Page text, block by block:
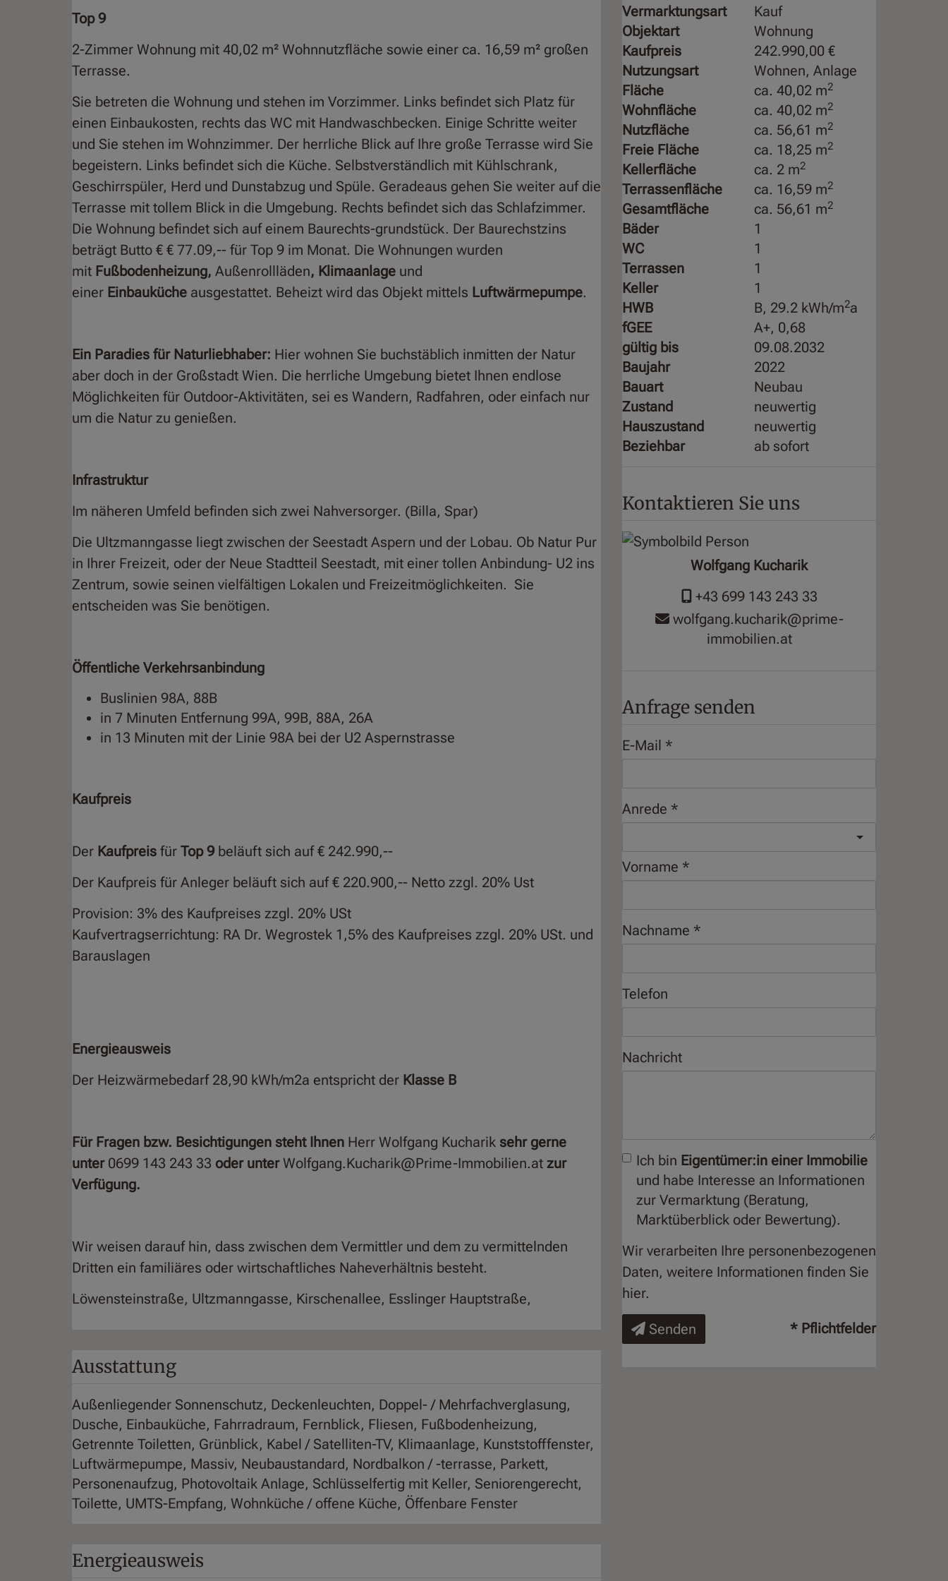
Top 9
2-Zimmer Wohnung mit 40,02 m² Wohnnutzfläche sowie einer ca. 16,59 m² großen
Terrasse.
Sie betreten die Wohnung und stehen im Vorzimmer. Links befindet sich Platz für
einen Einbaukosten, rechts das WC mit Handwaschbecken. Einige Schritte weiter
und Sie stehen im Wohnzimmer. Der herrliche Blick auf Ihre große Terrasse wird Sie
begeistern. Links befindet sich die Küche. Selbstverständlich mit Kühlschrank,
Geschirrspüler, Herd und Dunstabzug und Spüle. Geradeaus gehen Sie weiter auf die
Terrasse mit tollem Blick in die Umgebung. Rechts befindet sich das Schlafzimmer.
Die Wohnung befindet sich auf einem Baurechts-grundstück. Der Baurechstzins
beträgt Butto € € 77.09,-- für Top 9 im Monat. Die Wohnungen wurden
mit Fußbodenheizung, Außenrollläden, Klimaanlage und
einer Einbauküche ausgestattet. Beheizt wird das Objekt mittels Luftwärmepumpe.
Ein Paradies für Naturliebhaber: Hier wohnen Sie buchstäblich inmitten der Natur
aber doch in der Großstadt Wien. Die herrliche Umgebung bietet Ihnen endlose
Möglichkeiten für Outdoor-Aktivitäten, sei es Wandern, Radfahren, oder einfach nur
um die Natur zu genießen.
Infrastruktur
Im näheren Umfeld befinden sich zwei Nahversorger. (Billa, Spar)
Die Ultzmanngasse liegt zwischen der Seestadt Aspern und der Lobau. Ob Natur Pur
in Ihrer Freizeit, oder der Neue Stadtteil Seestadt, mit einer tollen Anbindung- U2 ins
Zentrum, sowie seinen vielfältigen Lokalen und Freizeitmöglichkeiten. Sie
entscheiden was Sie benötigen.
Öffentliche Verkehrsanbindung
Buslinien 98A, 88B
in 7 Minuten Entfernung 99A, 99B, 88A, 26A
in 13 Minuten mit der Linie 98A bei der U2 Aspernstrasse
Kaufpreis
Der Kaufpreis für Top 9 beläuft sich auf € 242.990,--
Der Kaufpreis für Anleger beläuft sich auf € 220.900,-- Netto zzgl. 20% Ust
Provision: 3% des Kaufpreises zzgl. 20% USt
Kaufvertragserrichtung: RA Dr. Wegrostek 1,5% des Kaufpreises zzgl. 20% USt. und
Barauslagen
Energieausweis
Der Heizwärmebedarf 28,90 kWh/m2a entspricht der Klasse B
Für Fragen bzw. Besichtigungen steht Ihnen Herr Wolfgang Kucharik sehr gerne
unter 0699 143 243 33 oder unterWolfgang.Kucharik@Prime-Immobilien.at zur
Verfügung.
Wir weisen darauf hin, dass zwischen dem Vermittler und dem zu vermittelnden
Dritten ein familiäres oder wirtschaftliches Naheverhältnis besteht.
Löwensteinstraße, Ultzmanngasse, Kirschenallee, Esslinger Hauptstraße,
Ausstattung
Außenliegender Sonnenschutz Deckenleuchten Doppel- / Mehrfachverglasung
Dusche Einbauküche Fahrradraum Fernblick Fliesen Fußbodenheizung
Getrennte Toiletten Grünblick Kabel / Satelliten-TV Klimaanlage Kunststofffenster
Luftwärmepumpe Massiv Neubaustandard Nordbalkon / -terrasse Parkett
Personenaufzug Photovoltaik Anlage Schlüsselfertig mit Keller Seniorengerecht
Toilette UMTS-Empfang Wohnküche / offene Küche Öffenbare Fenster
Energieausweis
Vermarktungsart
Kauf
Objektart
Wohnung
Kaufpreis
242.990,00 €
Nutzungsart
Wohnen Anlage
Fläche
ca. 40,02 m2
Wohnfläche ca. 40,02 m2
Nutzfläche ca. 56,61 m2
Freie Fläche ca. 18,25 m2
Kellerfläche ca. 2 m2
Terrassenfläche ca. 16,59 m2
Gesamtfläche ca. 56,61 m2
Bäder
1
WC
1
Terrassen
1
Keller
1
HWB
B, 29.2 kWh/m2a
fGEE
A+, 0,68
gültig bis
09.08.2032
Baujahr
2022
Bauart
Neubau
Zustand
neuwertig
Hauszustand
neuwertig
Beziehbar
ab sofort
Kontaktieren Sie uns
Wolfgang Kucharik
+43 699 143 243 33
wolfgang.kucharik@prime-
immobilien.at
Anfrage senden
E-Mail
Anrede
Vorname
Nachname
Telefon
Nachricht
Ich bin Eigentümer:in einer Immobilie
und habe Interesse an Informationen
zur Vermarktung (Beratung,
Marktüberblick oder Bewertung).
Wir verarbeiten Ihre personenbezogenen
Daten, weitere Informationen finden Sie
hier.
Senden * Pflichtfelder